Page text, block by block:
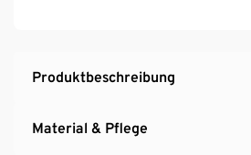
Temperaturausgleichend und
Produktbeschreibung
Material & Pflege